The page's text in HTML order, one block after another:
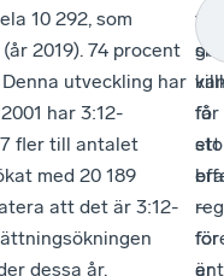
10 292, som
2019). 74 procent
utveckling har
har 3:12-
fler till antalet
med 20 189
att det är 3:12-
dessa år.
få
–
är
på
för
ett
bra
för